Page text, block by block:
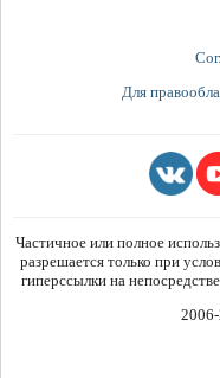
Для
Частичное или полное
разрешается только при
гиперссылки на